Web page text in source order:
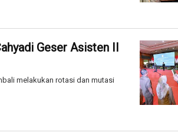
Geser Asisten II
melakukan rotasi dan mutasi